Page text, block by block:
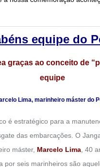
equipe do
graças ao conceito de
equipe
Lima, marinheiro máster do
é estratégico para a
das embarcações. O
máster, Marcelo Lima , 40
por seis marinheiros são